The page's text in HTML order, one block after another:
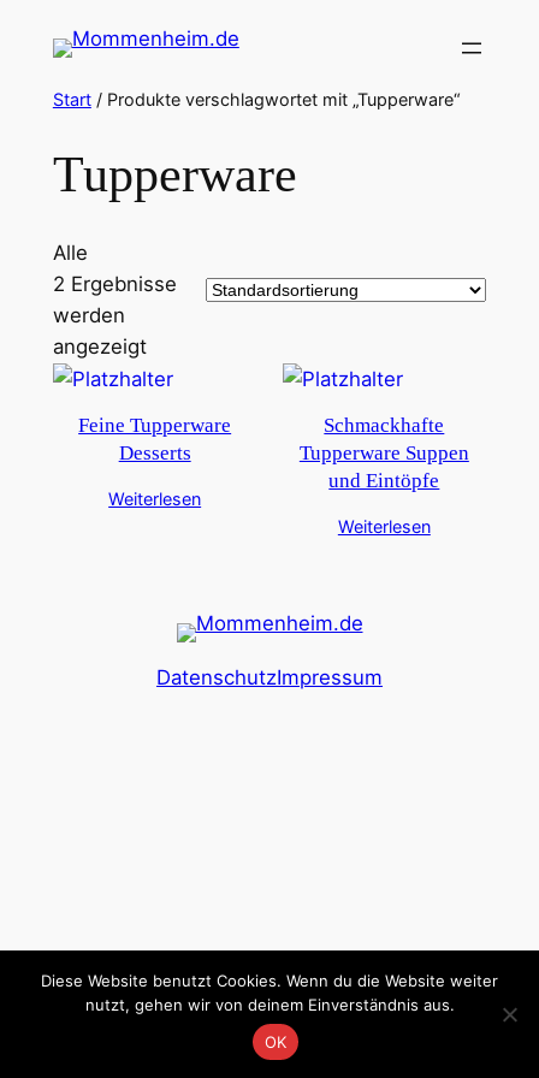
Inhalt
springen
Start/ Produkte verschlagwortet mit „Tupperware“
Tupperware
Alle
2 Ergebnisse
werden
angezeigt
Feine Tupperware
Desserts
Weiterlesen
Schmackhafte
Tupperware Suppen
und Eintöpfe
Weiterlesen
DatenschutzImpressum
Diese Website benutzt Cookies. Wenn du die Website weiter
nutzt, gehen wir von deinem Einverständnis aus.
OK